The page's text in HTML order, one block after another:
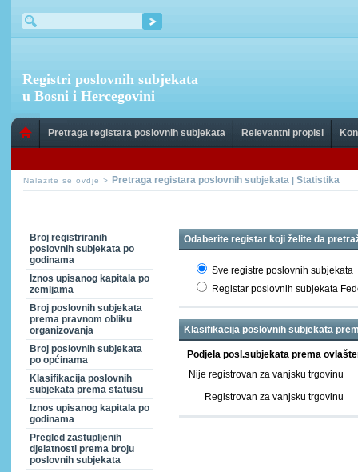
Registri poslovnih subjekata
u Bosni i Hercegovini
Pretraga registara poslovnih subjekata Relevantni propisi
Nalazite se ovdje > Pretraga registara poslovnih subjekata | Statistika
Broj registriranih
poslovnih subjekata po
godinama
Iznos upisanog kapitala po
zemljama
Broj poslovnih subjekata
prema pravnom obliku
organizovanja
Broj poslovnih subjekata
po općinama
Klasifikacija poslovnih
subjekata prema statusu
Iznos upisanog kapitala po
godinama
Pregled zastupljenih
djelatnosti prema broju
poslovnih subjekata
Odaberite registar koji želite da
Sve registre poslovnih subjekata
Registar poslovnih subjekata
Klasifikacija poslovnih subjekata
Podjela posl.subjekata prema
Nije registrovan za vanjsku trgovinu
Registrovan za vanjsku trgovinu